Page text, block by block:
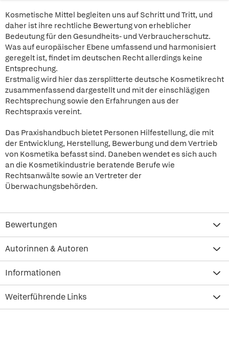
Kosmetische Mittel begleiten uns auf Schritt und Tritt, und
daher ist ihre rechtliche Bewertung von erheblicher
Bedeutung für den Gesundheits- und Verbraucherschutz.
Was auf europäischer Ebene umfassend und harmonisiert
geregelt ist, findet im deutschen Recht allerdings keine
Entsprechung.
Erstmalig wird hier das zersplitterte deutsche Kosmetikrecht
zusammenfassend dargestellt und mit der einschlägigen
Rechtsprechung sowie den Erfahrungen aus der
Rechtspraxis vereint.
Das Praxishandbuch bietet Personen Hilfestellung, die mit
der Entwicklung, Herstellung, Bewerbung und dem Vertrieb
von Kosmetika befasst sind. Daneben wendet es sich auch
an die Kosmetikindustrie beratende Berufe wie
Rechtsanwälte sowie an Vertreter der
Überwachungsbehörden.
Bewertungen
Autorinnen & Autoren
Informationen
Weiterführende Links